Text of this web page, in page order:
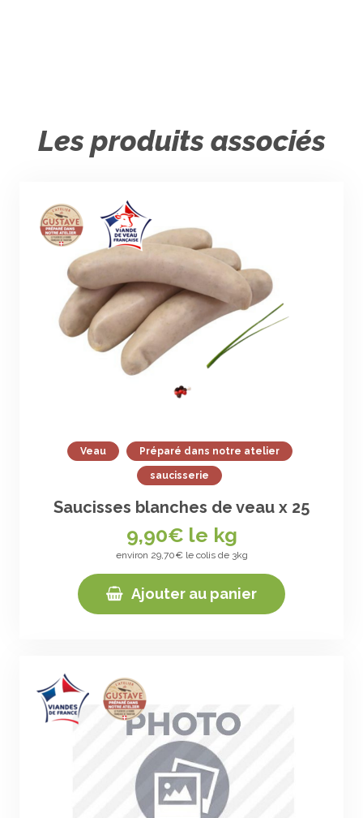
Les produits associés
Veau Préparé dans notre atelier
saucisserie
Saucisses blanches de veau x 25
9,90€ le kg
environ 29,70€ le colis de 3kg
Ajouter au panier